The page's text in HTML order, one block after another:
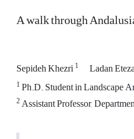
A walk through
Sepideh Khezri1 Ladan
1Ph.D. Student in Landscape
2Assistant Professor,